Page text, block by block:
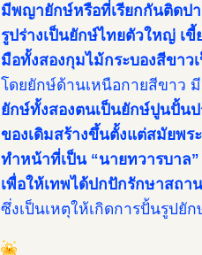
มีพญายักษ์หรือที่เรียกกันติดป
รูปร่างเป็นยักษ์ไทยตัวใหญ่ เ
มือทั้งสองกุมไม้กระบองสีขา
โดยยักษ์ด้านเหนือกายสีขาว
ยักษ์ทั้งสองตนเป็นยักษ์ปูนปั้นป
ของเดิมสร้างขึ้นตั้งแต่สมัยพร
ทำหน้าที่เป็น “นายทวารบาล
เพื่อให้เทพได้ปกปักรักษาสถ
ซึ่งเป็นเหตุให้เกิดการปั้นรูปยั